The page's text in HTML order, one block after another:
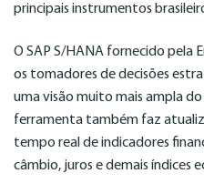
principais instrumentos
O SAP S/HANA fornecido pela
os tomadores de decisões
uma visão muito mais ampla
ferramenta também faz
tempo real de indicadores
câmbio, juros e demais índices